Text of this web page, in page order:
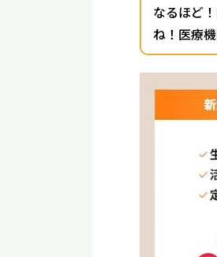
なるほど
ね！医療